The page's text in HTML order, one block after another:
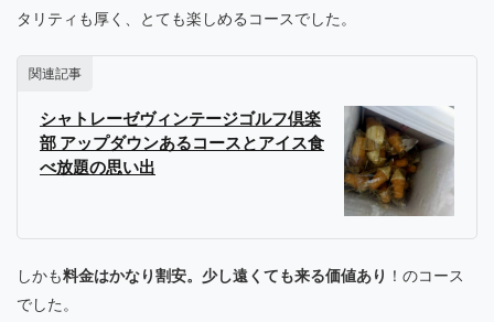
タリティも厚く、とても楽しめるコースでした。
関連記事
シャトレーゼヴィンテージゴルフ倶楽
部 アップダウンあるコースとアイス食
べ放題の思い出
しかも料金はかなり割安。少し遠くても来る価値あり ！のコース
でした。